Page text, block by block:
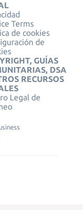
Terms
de cookies
de
GUÍAS
DSA
RECURSOS
Legal de